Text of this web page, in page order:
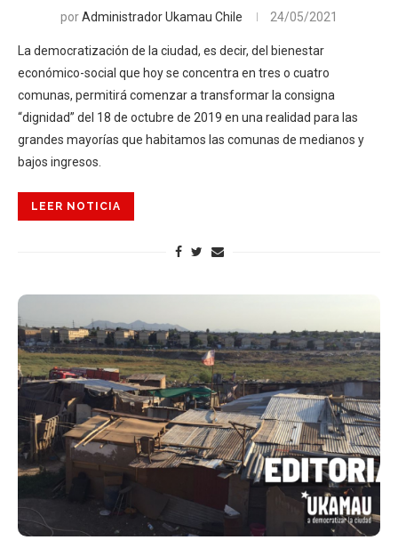
porAdministrador Ukamau Chile 24/05/2021
La democratización de la ciudad, es decir, del bienestar
económico-social que hoy se concentra en tres o cuatro
comunas, permitirá comenzar a transformar la consigna
“dignidad” del 18 de octubre de 2019 en una realidad para las
grandes mayorías que habitamos las comunas de medianos y
bajos ingresos.
LEER NOTICIA